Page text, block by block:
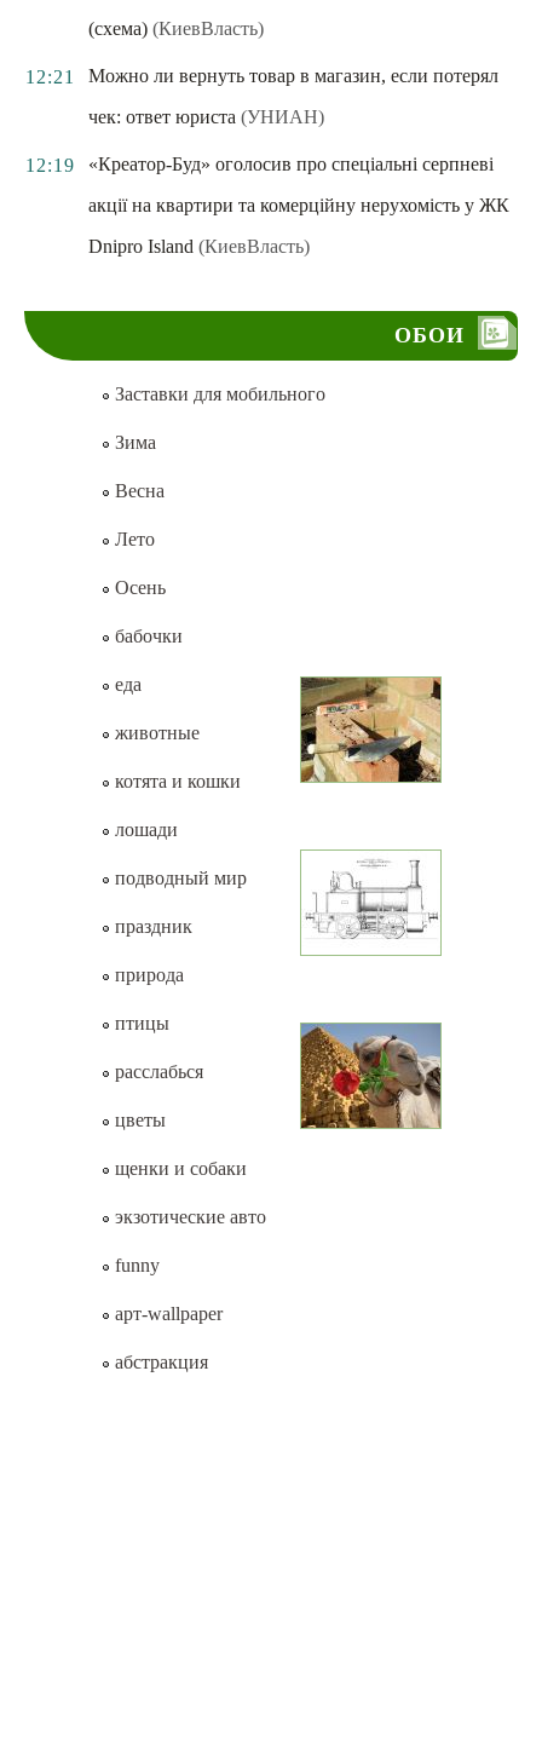
(схема) (КиевВласть)
12:21
Можно ли вернуть товар в магазин, если потерял
чек: ответ юриста (УНИАН)
12:19
«Креатор-Буд» оголосив про спеціальні серпневі
акції на квартири та комерційну нерухомість у ЖК
Dnipro Island (КиевВласть)
ОБОИ
Заставки для мобильного
Зима
Весна
Лето
Осень
бабочки
еда
животные
котята и кошки
лошади
подводный мир
праздник
природа
птицы
расслабься
цветы
щенки и собаки
экзотические авто
funny
арт-wallpaper
абстракция